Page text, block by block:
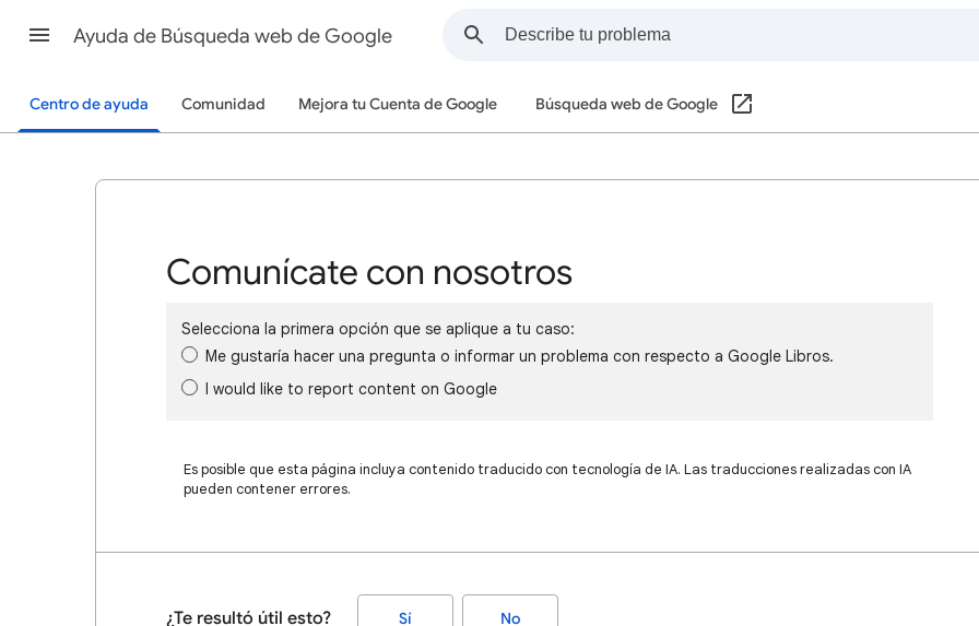
Ayuda de Búsqueda web de Google
Centro de ayuda Comunidad Mejora tu Cuenta de Google Búsqueda web de Google
Comunícate con nosotros
Selecciona la primera opción que se aplique a tu caso:
Me gustaría hacer una pregunta o informar un problema con respecto a Google Libros.
I would like to report content on Google
Es posible que esta página incluya contenido traducido con tecnología de IA. Las traducciones realizadas con IA
pueden contener errores.
¿Te resultó útil esto? Sí No